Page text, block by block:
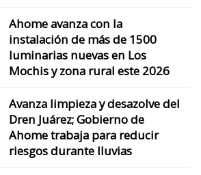
Ahome avanza con la
instalación de más de 1500
luminarias nuevas en Los
Mochis y zona rural este 2026
Avanza limpieza y desazolve del
Dren Juárez; Gobierno de
Ahome trabaja para reducir
riesgos durante lluvias